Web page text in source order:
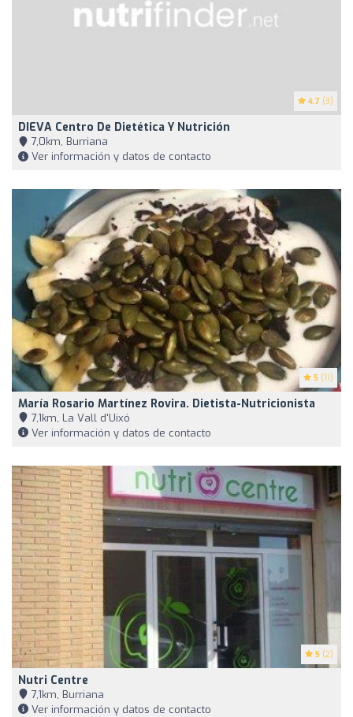
4.7 (3)
DIEVA Centro De Dietética Y Nutrición
7,0km, Burriana
Ver información y datos de contacto
5 (11)
María Rosario Martínez Rovira. Dietista-Nutricionista
7,1km, La Vall d'Uixó
Ver información y datos de contacto
5 (2)
Nutri Centre
7,1km, Burriana
Ver información y datos de contacto